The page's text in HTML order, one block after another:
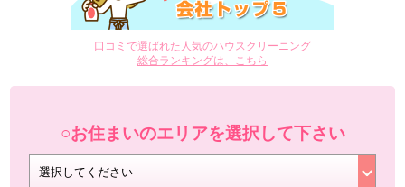
口コミで選ばれた人気のハウスクリーニング
総合ランキングは、こちら
○お住まいのエリアを選択して下さい